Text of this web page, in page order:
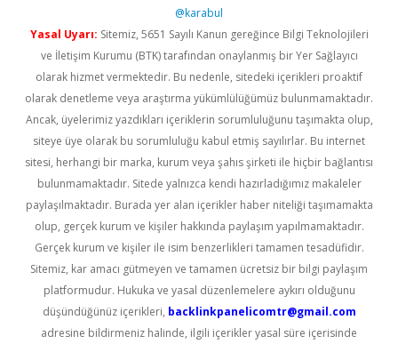
@karabul
Yasal Uyarı: Sitemiz, 5651 Sayılı Kanun gereğince Bilgi Teknolojileri
ve İletişim Kurumu (BTK) tarafından onaylanmış bir Yer Sağlayıcı
olarak hizmet vermektedir. Bu nedenle, sitedeki içerikleri proaktif
olarak denetleme veya araştırma yükümlülüğümüz bulunmamaktadır.
Ancak, üyelerimiz yazdıkları içeriklerin sorumluluğunu taşımakta olup,
siteye üye olarak bu sorumluluğu kabul etmiş sayılırlar. Bu internet
sitesi, herhangi bir marka, kurum veya şahıs şirketi ile hiçbir bağlantısı
bulunmamaktadır. Sitede yalnızca kendi hazırladığımız makaleler
paylaşılmaktadır. Burada yer alan içerikler haber niteliği taşımamakta
olup, gerçek kurum ve kişiler hakkında paylaşım yapılmamaktadır.
Gerçek kurum ve kişiler ile isim benzerlikleri tamamen tesadüfidir.
Sitemiz, kar amacı gütmeyen ve tamamen ücretsiz bir bilgi paylaşım
platformudur. Hukuka ve yasal düzenlemelere aykırı olduğunu
düşündüğünüz içerikleri, backlinkpanelicomtr@gmail.com
adresine bildirmeniz halinde, ilgili içerikler yasal süre içerisinde